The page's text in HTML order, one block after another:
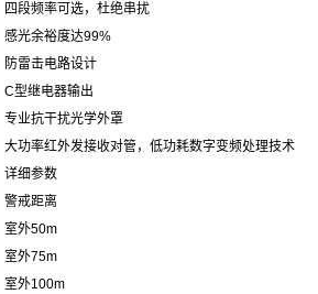
段频率可选，杜绝串扰
光余裕度达99%
雷击电路设计
型继电器输出
业抗干扰光学外罩
功率红外发接收对管，低功耗数字变频处理技术
细参数
戒距离
外50m
外75m
外100m